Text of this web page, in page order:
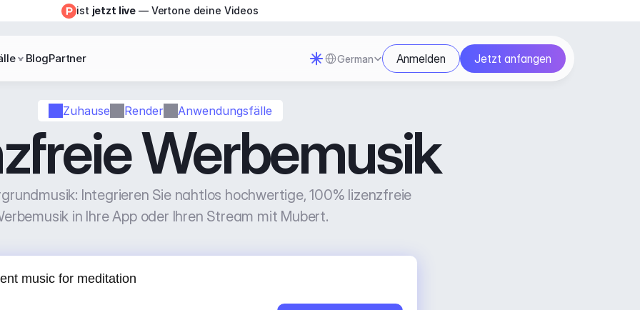
Zuhause Render Anwendungsfälle
Werbemusik
Integrieren Sie nahtlos hochwertige, 100% lizenzfreie
in Ihre App oder Ihren Stream mit Mubert.
ist jetzt live — Vertone deine Videos
BlogPartner Select Language
German Anmelden Jetzt anfangen